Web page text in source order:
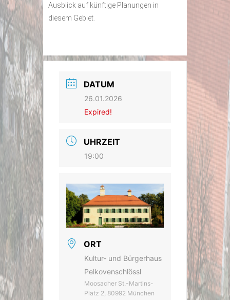
Ausblick auf künftige Planungen in
diesem Gebiet.
DATUM
26.01.2026
Expired!
UHRZEIT
19:00
ORT
Kultur- und Bürgerhaus
Pelkovenschlössl
Moosacher St.-Martins-
Platz 2, 80992 München